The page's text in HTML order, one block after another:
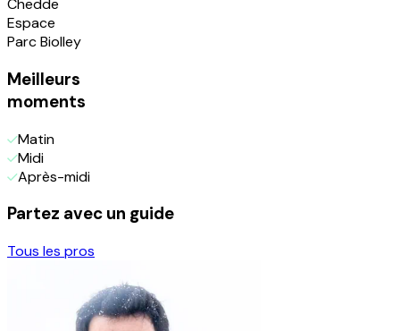
Chedde
Espace
Parc Biolley
Meilleurs
moments
Matin
Midi
Après-midi
Partez avec un guide
Tous les pros